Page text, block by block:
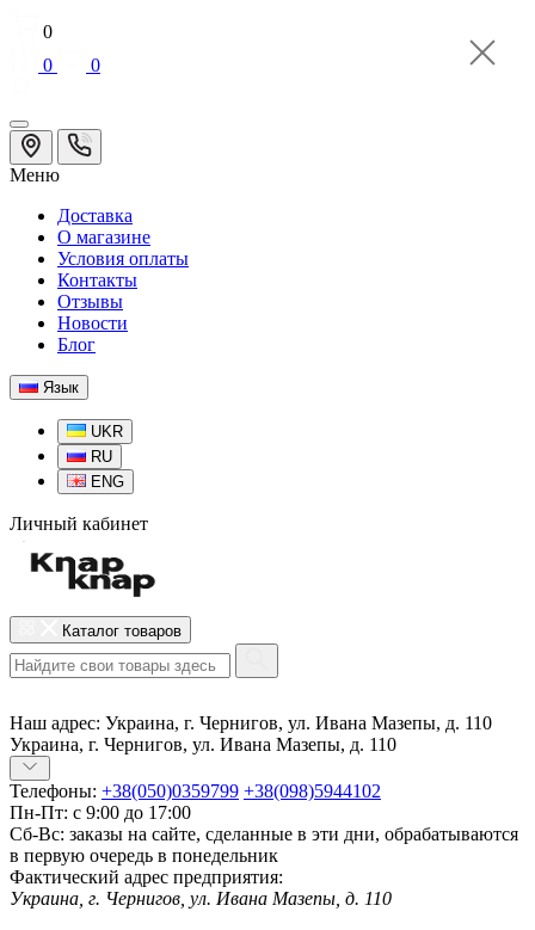
0
0
0
Меню
Доставка
О магазине
Условия оплаты
Контакты
Отзывы
Новости
Блог
Язык
UKR
RU
ENG
Личный кабинет
Каталог товаров
Наш адрес: Украина, г. Чернигов, ул. Ивана Мазепы, д. 110
Украина, г. Чернигов, ул. Ивана Мазепы, д. 110
Телефоны: +38(050)0359799 +38(098)5944102
Пн-Пт: с 9:00 до 17:00
Сб-Вс: заказы на сайте, сделанные в эти дни, обрабатываются
в первую очередь в понедельник
Фактический адрес предприятия:
Украина, г. Чернигов, ул. Ивана Мазепы, д. 110